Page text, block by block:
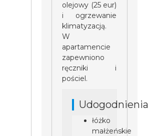
olejowy (25 eur)
i ogrzewanie
klimatyzacją.
W
apartamencie
zapewniono
ręczniki i
pościel.
Udogodnienia
łóżko
małżeńskie